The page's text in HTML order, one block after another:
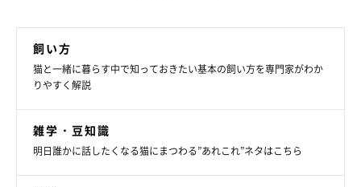
飼い方
猫と一緒に暮らす中で知っておきたい基本の飼い方を専門家がわか
りやすく解説
雑学・豆知識
明日誰かに話したくなる猫にまつわる”あれこれ”ネタはこちら